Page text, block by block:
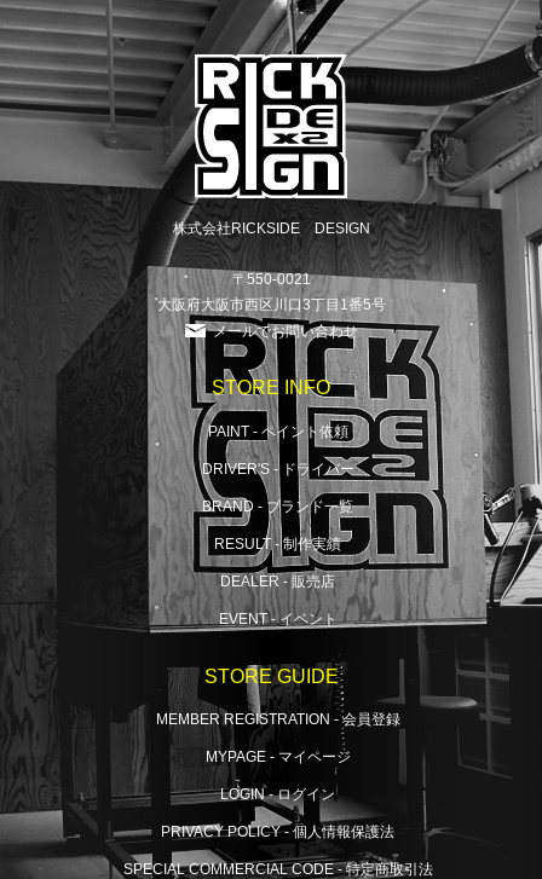
株式会社RICKSIDE DESIGN
〒550-0021
大阪府大阪市西区川口3丁目1番5号
メールでお問い合わせ
STORE INFO
PAINT - ペイント依頼
DRIVER'S - ドライバー
BRAND - ブランド一覧
RESULT - 制作実績
DEALER - 販売店
EVENT - イベント
STORE GUIDE
MEMBER REGISTRATION - 会員登録
MYPAGE - マイページ
LOGIN - ログイン
PRIVACY POLICY - 個人情報保護法
SPECIAL COMMERCIAL CODE - 特定商取引法